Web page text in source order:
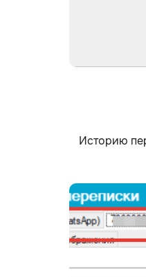
Историю